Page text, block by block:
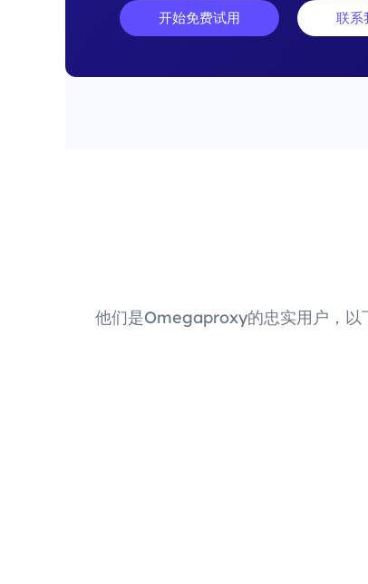
开始免费试用 联系
他们是Omegaproxy的忠实用户，以